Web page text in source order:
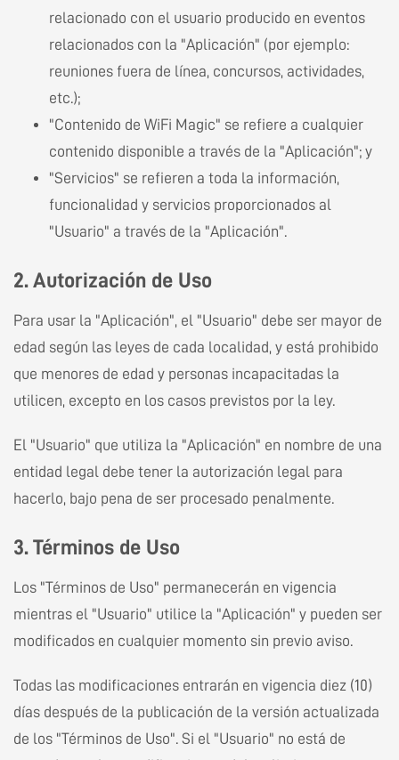
relacionado con el usuario producido en eventos
relacionados con la "Aplicación" (por ejemplo:
reuniones fuera de línea, concursos, actividades,
etc.);
"Contenido de WiFi Magic" se refiere a cualquier
contenido disponible a través de la "Aplicación"; y
"Servicios" se refieren a toda la información,
funcionalidad y servicios proporcionados al
"Usuario" a través de la "Aplicación".
2. Autorización de Uso
Para usar la "Aplicación", el "Usuario" debe ser mayor de
edad según las leyes de cada localidad, y está prohibido
que menores de edad y personas incapacitadas la
utilicen, excepto en los casos previstos por la ley.
El "Usuario" que utiliza la "Aplicación" en nombre de una
entidad legal debe tener la autorización legal para
hacerlo, bajo pena de ser procesado penalmente.
3. Términos de Uso
Los "Términos de Uso" permanecerán en vigencia
mientras el "Usuario" utilice la "Aplicación" y pueden ser
modificados en cualquier momento sin previo aviso.
Todas las modificaciones entrarán en vigencia diez (10)
días después de la publicación de la versión actualizada
de los "Términos de Uso". Si el "Usuario" no está de